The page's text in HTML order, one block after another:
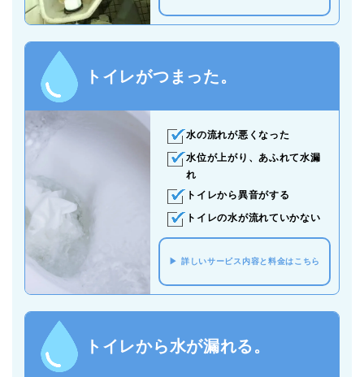
トイレがつまった。
水の流れが悪くなった
水位が上がり、あふれて水漏
れ
トイレから異音がする
トイレの水が流れていかない
詳しいサービス内容と料金はこちら
トイレから水が漏れる。